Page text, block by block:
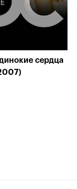
сердца